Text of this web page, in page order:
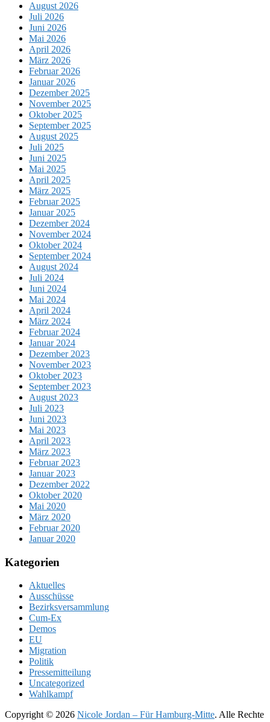
August 2026
Juli 2026
Juni 2026
Mai 2026
April 2026
März 2026
Februar 2026
Januar 2026
Dezember 2025
November 2025
Oktober 2025
September 2025
August 2025
Juli 2025
Juni 2025
Mai 2025
April 2025
März 2025
Februar 2025
Januar 2025
Dezember 2024
November 2024
Oktober 2024
September 2024
August 2024
Juli 2024
Juni 2024
Mai 2024
April 2024
März 2024
Februar 2024
Januar 2024
Dezember 2023
November 2023
Oktober 2023
September 2023
August 2023
Juli 2023
Juni 2023
Mai 2023
April 2023
März 2023
Februar 2023
Januar 2023
Dezember 2022
Oktober 2020
Mai 2020
März 2020
Februar 2020
Januar 2020
Kategorien
Aktuelles
Ausschüsse
Bezirksversammlung
Cum-Ex
Demos
EU
Migration
Politik
Pressemitteilung
Uncategorized
Wahlkampf
Copyright © 2026 Nicole Jordan – Für Hamburg-Mitte. Alle Rechte